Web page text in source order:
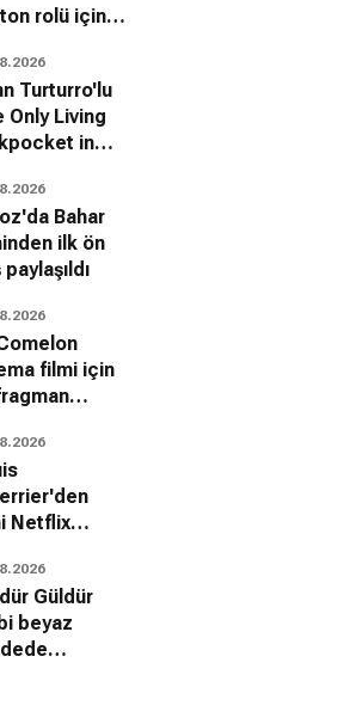
rolü için
Turturro'lu
Only Living
in
geldi
Bahar
ilk ön
filmi için
Netflix
Güldür
beyaz